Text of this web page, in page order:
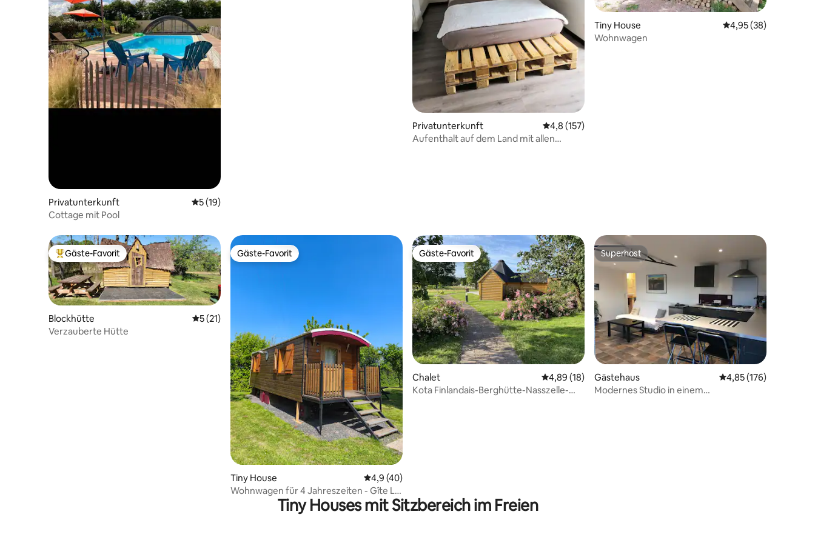
Privatunterkunft Durchschnittliche Bewertung: 5 von 5, 19 Bewertungen
5 (19)
Cottage mit Pool
Privatunterkunft Durchschnittliche Bewertung: 4,8 von 5, 157 Bewertungen
4,8 (157)
Aufenthalt auf dem Land mit allen
Tiny House Durchschnittliche
4,95 (38)
Wohnwagen
Beliebter Gäste-Favorit.
Gäste-Favorit
Blockhütte Durchschnittliche Bewertung: 5 von 5, 21 Bewertungen
5 (21)
Verzauberte Hütte
Gäste-Favorit
Gäste-Favorit
Tiny House Durchschnittliche Bewertung: 4,9 von 5, 40 Bewertungen
4,9 (40)
Wohnwagen für 4 Jahreszeiten - Gîte La
Gäste-Favorit
Gäste-Favorit
Chalet Durchschnittliche Bewertung: 4,89 von 5, 18 Bewertungen
4,89 (18)
Kota Finlandais-Berghütte-Nasszelle-
Superhost
Superhost
Gästehaus Durchschnittliche
4,85 (176)
Modernes Studio in einem
Tiny Houses mit Sitzbereich im Freien